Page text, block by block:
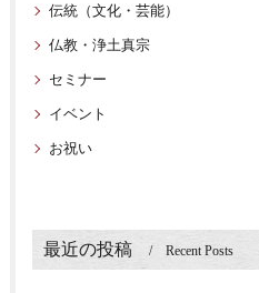
伝統（文化・芸能）
仏教・浄土真宗
セミナー
イベント
お祝い
最近の投稿 Recent Posts